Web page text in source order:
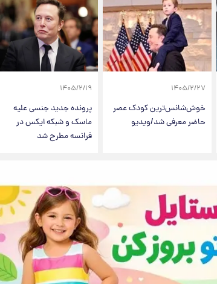
۱۴۰۵/۲/۲۷
خوش‌شانس‌ترین کودک عصر
حاضر معرفی شد/ویدیو
۱۴۰۵/۲/۱۹
پرونده جدید جنسی علیه
ماسک و شبکه ایکس در
فرانسه مطرح شد